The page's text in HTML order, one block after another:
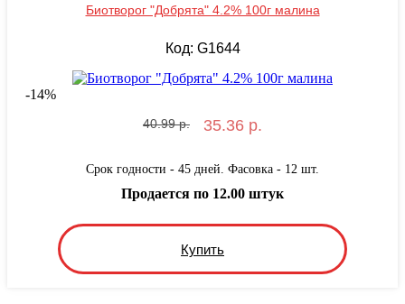
Биотворог "Добрята" 4.2% 100г малина
Код: G1644
-14%
40.99 р. 35.36 р.
Срок годности - 45 дней. Фасовка - 12 шт.
Купить
Продается по 12.00 штук